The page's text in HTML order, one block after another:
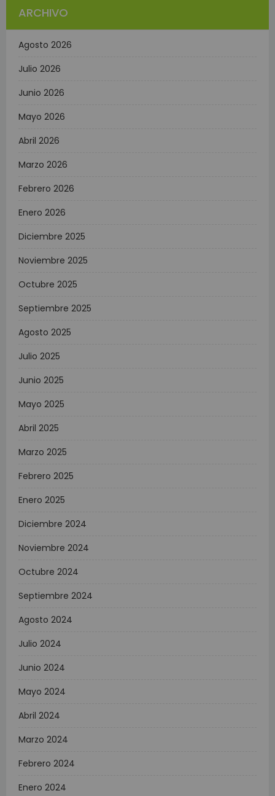
ARCHIVO
Agosto 2026
Julio 2026
Junio 2026
Mayo 2026
Abril 2026
Marzo 2026
Febrero 2026
Enero 2026
Diciembre 2025
Noviembre 2025
Octubre 2025
Septiembre 2025
Agosto 2025
Julio 2025
Junio 2025
Mayo 2025
Abril 2025
Marzo 2025
Febrero 2025
Enero 2025
Diciembre 2024
Noviembre 2024
Octubre 2024
Septiembre 2024
Agosto 2024
Julio 2024
Junio 2024
Mayo 2024
Abril 2024
Marzo 2024
Febrero 2024
Enero 2024